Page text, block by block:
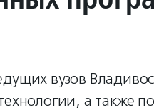
вузов
а также